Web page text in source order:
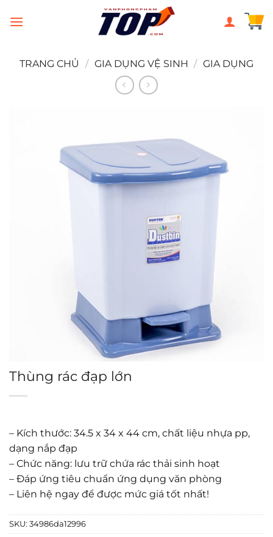
đến
TRANG CHỦ
/ GIA DỤNG VỆ SINH / GIA DỤNG
Thùng rác đạp lớn
– Kích thước: 34.5 x 34 x 44 cm, chất liệu nhựa pp,
dạng nắp đạp
– Chức năng: lưu trữ chứa rác thải sinh hoạt
– Đáp ứng tiêu chuẩn ứng dụng văn phòng
– Liên hệ ngay để được mức giá tốt nhất!
SKU: 34986da12996